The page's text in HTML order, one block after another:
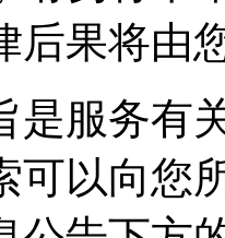
后果将由
是服务有
可以向您